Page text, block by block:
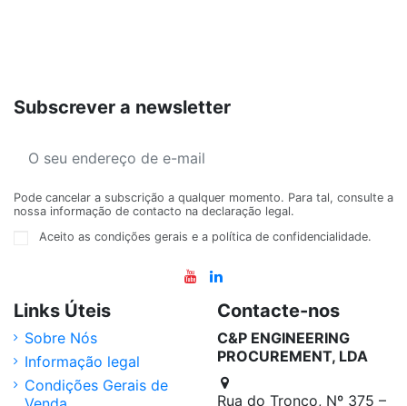
Subscrever a newsletter
Pode cancelar a subscrição a qualquer momento. Para tal, consulte a
nossa informação de contacto na declaração legal.
Aceito as condições gerais e a política de confidencialidade.
Links Úteis
Sobre Nós
Informação legal
Condições Gerais de
Contacte-nos
C&P ENGINEERING
PROCUREMENT, LDA
Rua do Tronco, Nº 375 –